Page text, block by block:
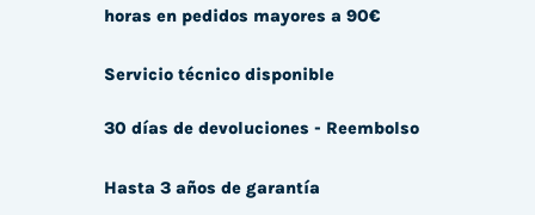
horas en pedidos mayores a 90€
Servicio técnico disponible
30 días de devoluciones - Reembolso
Hasta 3 años de garantía